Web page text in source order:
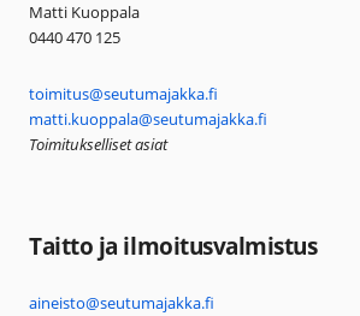
Matti Kuoppala
0440 470 125
toimitus@seutumajakka.fi
matti.kuoppala@seutumajakka.fi
Toimitukselliset asiat
Taitto ja ilmoitusvalmistus
aineisto@seutumajakka.fi